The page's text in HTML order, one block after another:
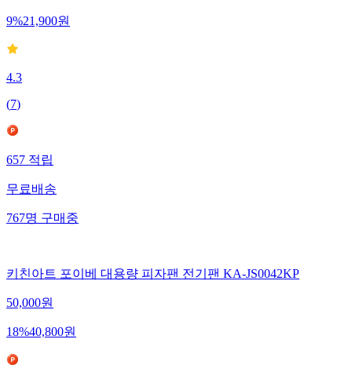
9%21,900원
4.3
(7)
657 적립
무료배송
767명 구매중
키친아트 포이베 대용량 피자팬 전기팬 KA-JS0042KP
50,000원
18%40,800원